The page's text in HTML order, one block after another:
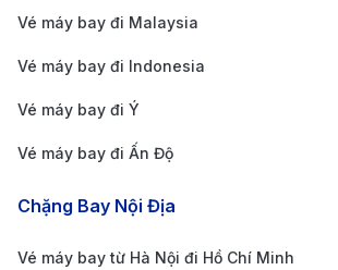
Thời điểm lý tưởng để du lịch
Thời điểm lý tưởng nhất để khám phá
khô, từ tháng 3 đến tháng 8. Thời gian
cho các hoạt động du lịch ngoài trời
Thời tiết từ tháng 5 đến tháng 8 là
Vé máy bay đi Malaysia
Vé máy bay đi Indonesia
Vé máy bay đi Ý
Vé máy bay đi Ấn Độ
Chặng Bay Nội Địa
Vé máy bay từ Hà Nội đi Hồ Chí Minh